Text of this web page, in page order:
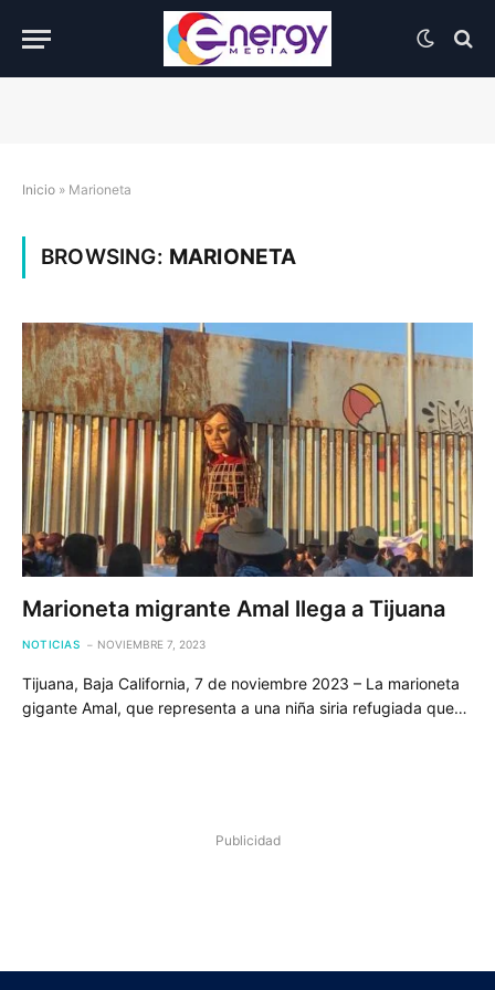
Inicio » Marioneta
BROWSING: MARIONETA
Marioneta migrante Amal llega a Tijuana
NOTICIAS NOVIEMBRE 7, 2023
Tijuana, Baja California, 7 de noviembre 2023 – La marioneta
gigante Amal, que representa a una niña siria refugiada que…
Publicidad